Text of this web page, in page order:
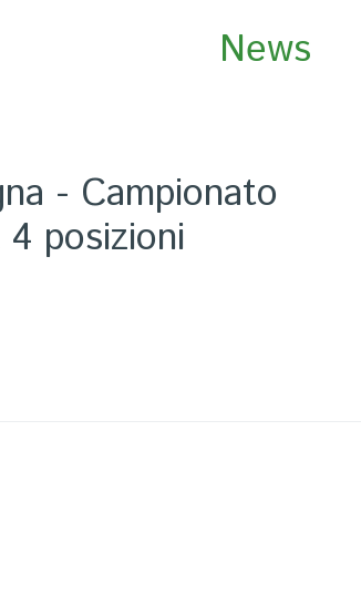
News
- Campionato
posizioni